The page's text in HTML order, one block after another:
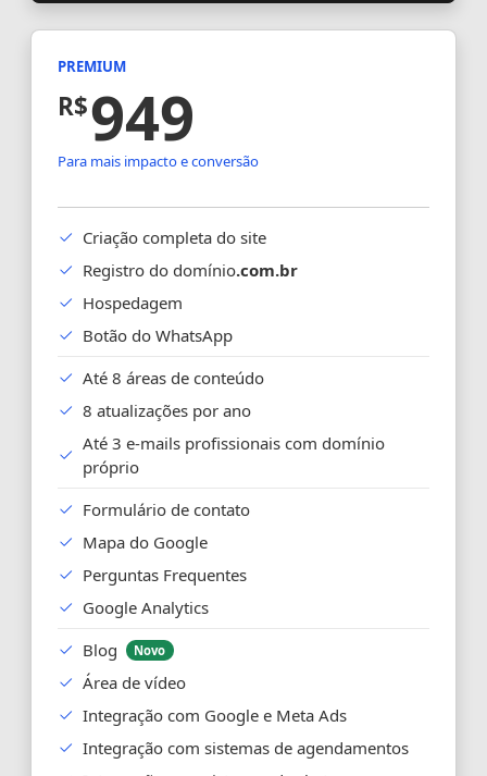
PREMIUM
R$949
Para mais impacto e conversão
Criação completa do site
Registro do domínio.com.br
Hospedagem
Botão do WhatsApp
Até 8 áreas de conteúdo
8 atualizações por ano
Até 3 e-mails profissionais com domínio
próprio
Formulário de contato
Mapa do Google
Perguntas Frequentes
Google Analytics
Blog
Novo
Área de vídeo
Integração com Google e Meta Ads
Integração com sistemas de agendamentos